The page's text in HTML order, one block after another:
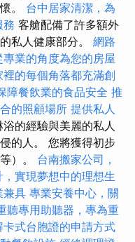
。 台中居家清潔，為
務 客艙配備了許多額外
私人健康部分。 網路
業的角度為您的房屋
的每個角落都充滿創
障餐飲業的食品安全 推
的照顧場所 提供私人
浴的經驗與美麗的私人
的人。 您將獲得初步
）。 台南搬家公司，
，實現夢想中的理想生
兼具 專業安養中心，關
聽專用助聽器，專為重
卡式台胞證的申請方式